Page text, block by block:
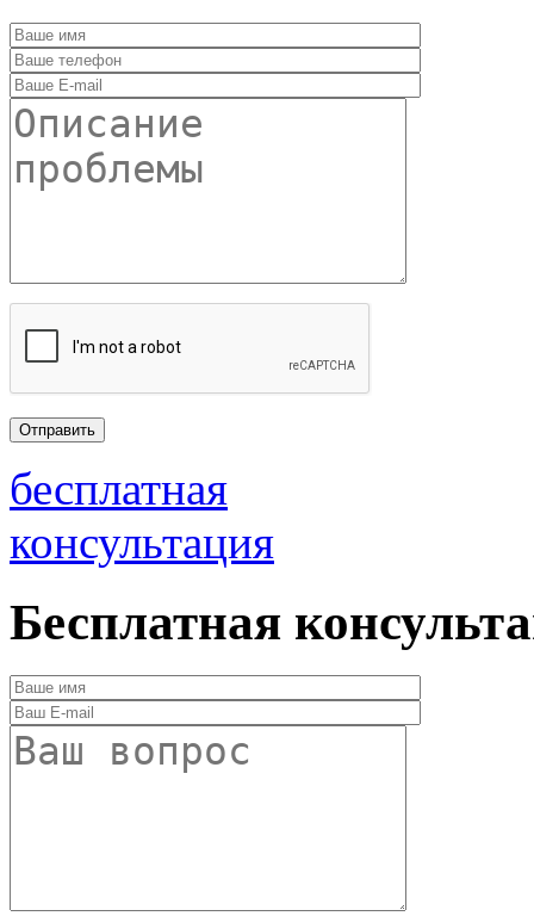
бесплатная
консультация
Бесплатная